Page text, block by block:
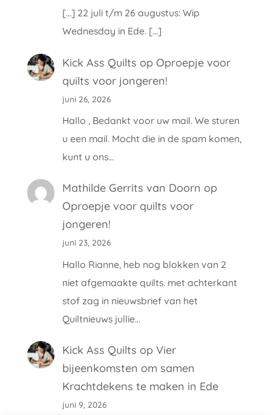
[…] 22 juli t/m 26 augustus: Wip
Wednesday in Ede. […]
Kick Ass Quilts opOproepje voor
quilts voor jongeren!
juni 26, 2026
Hallo , Bedankt voor uw mail. We sturen
u een mail. Mocht die in de spam komen,
kunt u ons…
Mathilde Gerrits van Doorn op
Oproepje voor quilts voor
jongeren!
juni 23, 2026
Hallo Rianne, heb nog blokken van 2
niet afgemaakte quilts. met achterkant
stof zag in nieuwsbrief van het
Quiltnieuws jullie…
Kick Ass Quilts opVier
bijeenkomsten om samen
Krachtdekens te maken in Ede
juni 9, 2026